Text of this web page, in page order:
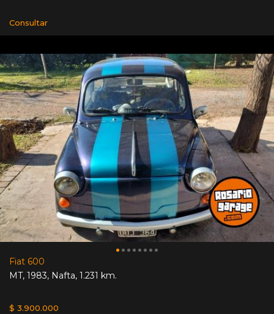
Consultar
Fiat 600
MT, 1983, Nafta, 1.231 km.
$ 3.900.000